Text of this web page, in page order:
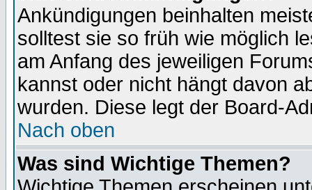
Ankündigungen beinhalten
solltest sie so früh wie möglich
am Anfang des jeweiligen
kannst oder nicht hängt davon
wurden. Diese legt der Board-
Nach oben
Was sind Wichtige Themen?